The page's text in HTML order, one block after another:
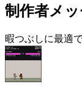
制作者メ
暇つぶしに最適